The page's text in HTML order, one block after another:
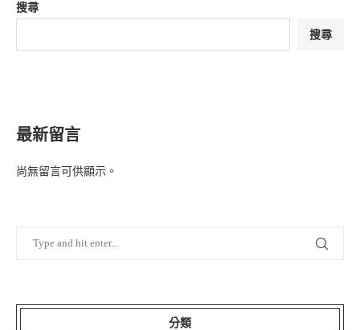
搜尋
搜尋
最新留言
尚無留言可供顯示。
分類